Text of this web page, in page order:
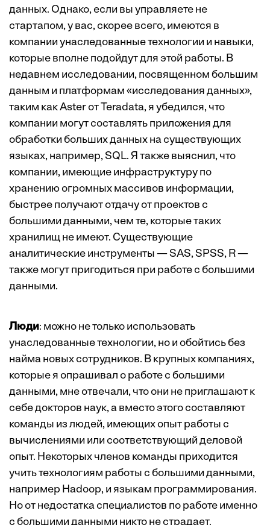
данных. Однако, если вы управляете не
стартапом, у вас, скорее всего, имеются в
компании унаследованные технологии и навыки,
которые вполне подойдут для этой работы. В
недавнем исследовании, посвященном большим
данным и платформам «исследования данных»,
таким как Aster от Teradata, я убедился, что
компании могут составлять приложения для
обработки больших данных на существующих
языках, например, SQL. Я также выяснил, что
компании, имеющие инфраструктуру по
хранению огромных массивов информации,
быстрее получают отдачу от проектов с
большими данными, чем те, которые таких
хранилищ не имеют. Существующие
аналитические инструменты — SAS, SPSS, R —
также могут пригодиться при работе с большими
данными.
Люди: можно не только использовать
унаследованные технологии, но и обойтись без
найма новых сотрудников. В крупных компаниях,
которые я опрашивал о работе с большими
данными, мне отвечали, что они не приглашают к
себе докторов наук, а вместо этого составляют
команды из людей, имеющих опыт работы с
вычислениями или соответствующий деловой
опыт. Некоторых членов команды приходится
учить технологиям работы с большими данными,
например Hadoop, и языкам программирования.
Но от недостатка специалистов по работе именно
с большими данными никто не страдает.